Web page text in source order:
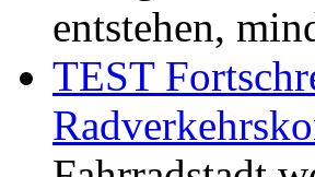
entstehen,
TEST